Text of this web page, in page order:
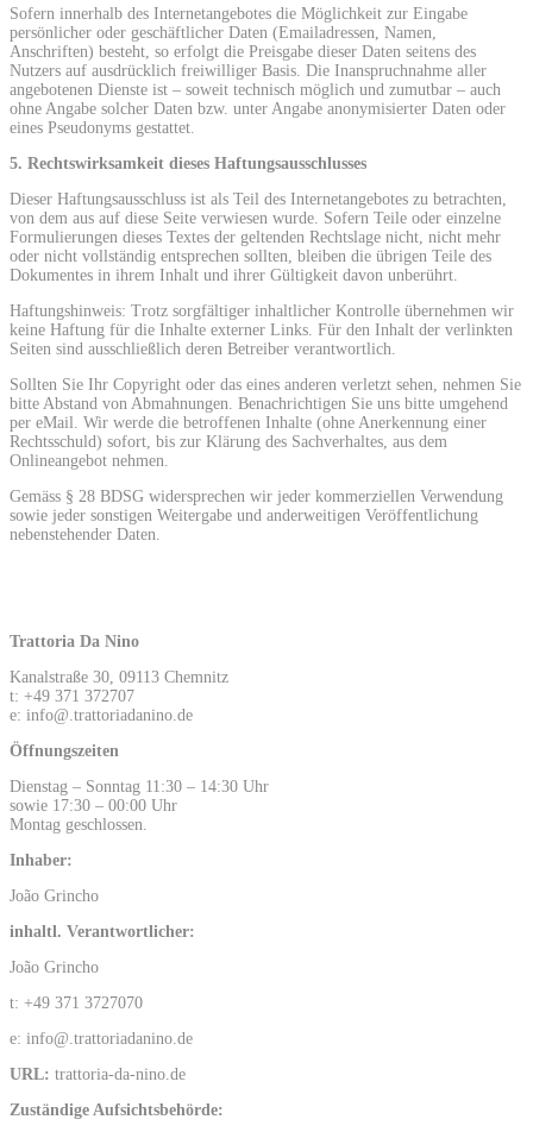
Sofern innerhalb des Internetangebotes die Möglichkeit zur Eingabe
persönlicher oder geschäftlicher Daten (Emailadressen, Namen,
Anschriften) besteht, so erfolgt die Preisgabe dieser Daten seitens des
Nutzers auf ausdrücklich freiwilliger Basis. Die Inanspruchnahme aller
angebotenen Dienste ist – soweit technisch möglich und zumutbar – auch
ohne Angabe solcher Daten bzw. unter Angabe anonymisierter Daten oder
eines Pseudonyms gestattet.
5. Rechtswirksamkeit dieses Haftungsausschlusses
Dieser Haftungsausschluss ist als Teil des Internetangebotes zu betrachten,
von dem aus auf diese Seite verwiesen wurde. Sofern Teile oder einzelne
Formulierungen dieses Textes der geltenden Rechtslage nicht, nicht mehr
oder nicht vollständig entsprechen sollten, bleiben die übrigen Teile des
Dokumentes in ihrem Inhalt und ihrer Gültigkeit davon unberührt.
Haftungshinweis: Trotz sorgfältiger inhaltlicher Kontrolle übernehmen wir
keine Haftung für die Inhalte externer Links. Für den Inhalt der verlinkten
Seiten sind ausschließlich deren Betreiber verantwortlich.
Sollten Sie Ihr Copyright oder das eines anderen verletzt sehen, nehmen Sie
bitte Abstand von Abmahnungen. Benachrichtigen Sie uns bitte umgehend
per eMail. Wir werde die betroffenen Inhalte (ohne Anerkennung einer
Rechtsschuld) sofort, bis zur Klärung des Sachverhaltes, aus dem
Onlineangebot nehmen.
Gemäss § 28 BDSG widersprechen wir jeder kommerziellen Verwendung
sowie jeder sonstigen Weitergabe und anderweitigen Veröffentlichung
nebenstehender Daten.
Trattoria Da Nino
Kanalstraße 30, 09113 Chemnitz
t: +49 371 372707
e: info@.trattoriadanino.de
Öffnungszeiten
Dienstag – Sonntag 11:30 – 14:30 Uhr
sowie 17:30 – 00:00 Uhr
Montag geschlossen.
Inhaber:
João Grincho
inhaltl. Verantwortlicher:
João Grincho
t: +49 371 3727070
e: info@.trattoriadanino.de
URL: trattoria-da-nino.de
Zuständige Aufsichtsbehörde: